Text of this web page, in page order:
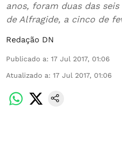
anos, foram duas das
de Alfragide, a cinco de
Redação DN
Publicado a: 17 Jul 2017, 01:06
Atualizado a: 17 Jul 2017, 01:06